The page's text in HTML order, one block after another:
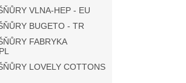
VLNA-HEP - EU
BUGETO - TR
FABRYKA
LOVELY COTTONS